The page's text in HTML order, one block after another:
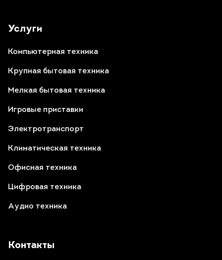
Контакты
Услуги
Компьютерная техника
Крупная бытовая техника
Мелкая бытовая техника
Игровые приставки
Электротранспорт
Климатическая техника
Офисная техника
Цифровая техника
Аудио техника